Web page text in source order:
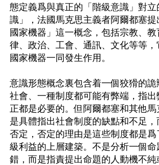
態定義爲與真正的「階級意識」對
識」，法國馬克思主義者阿爾都塞
國家機器」這一概念，包括宗教、
律、政治、工會、通訊、文化等等，
國家機器一同發生作用。
意識形態概念裏包含着一個狡猾的詭
社會、一種制度都可能有弊端，指出
正都是必要的。但阿爾都塞和其他
是具體指出社會制度的缺點和不足，
否定，否定的理由是這些制度都是
級利益的上層建築。不是分析一個
錯，而是指責提出命題的人動機不純